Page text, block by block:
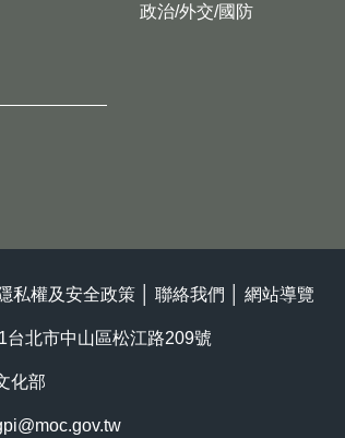
政治/外交/國防
私權及安全政策 聯絡我們 網站導覽
台北市中山區松江路209號
化部